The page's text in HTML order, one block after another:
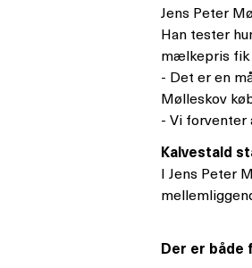
Jens Peter
Han tester
mælkepris fik
- Det er en
Mølleskov
- Vi forventer
Kalvestald
I Jens Peter
Der er både